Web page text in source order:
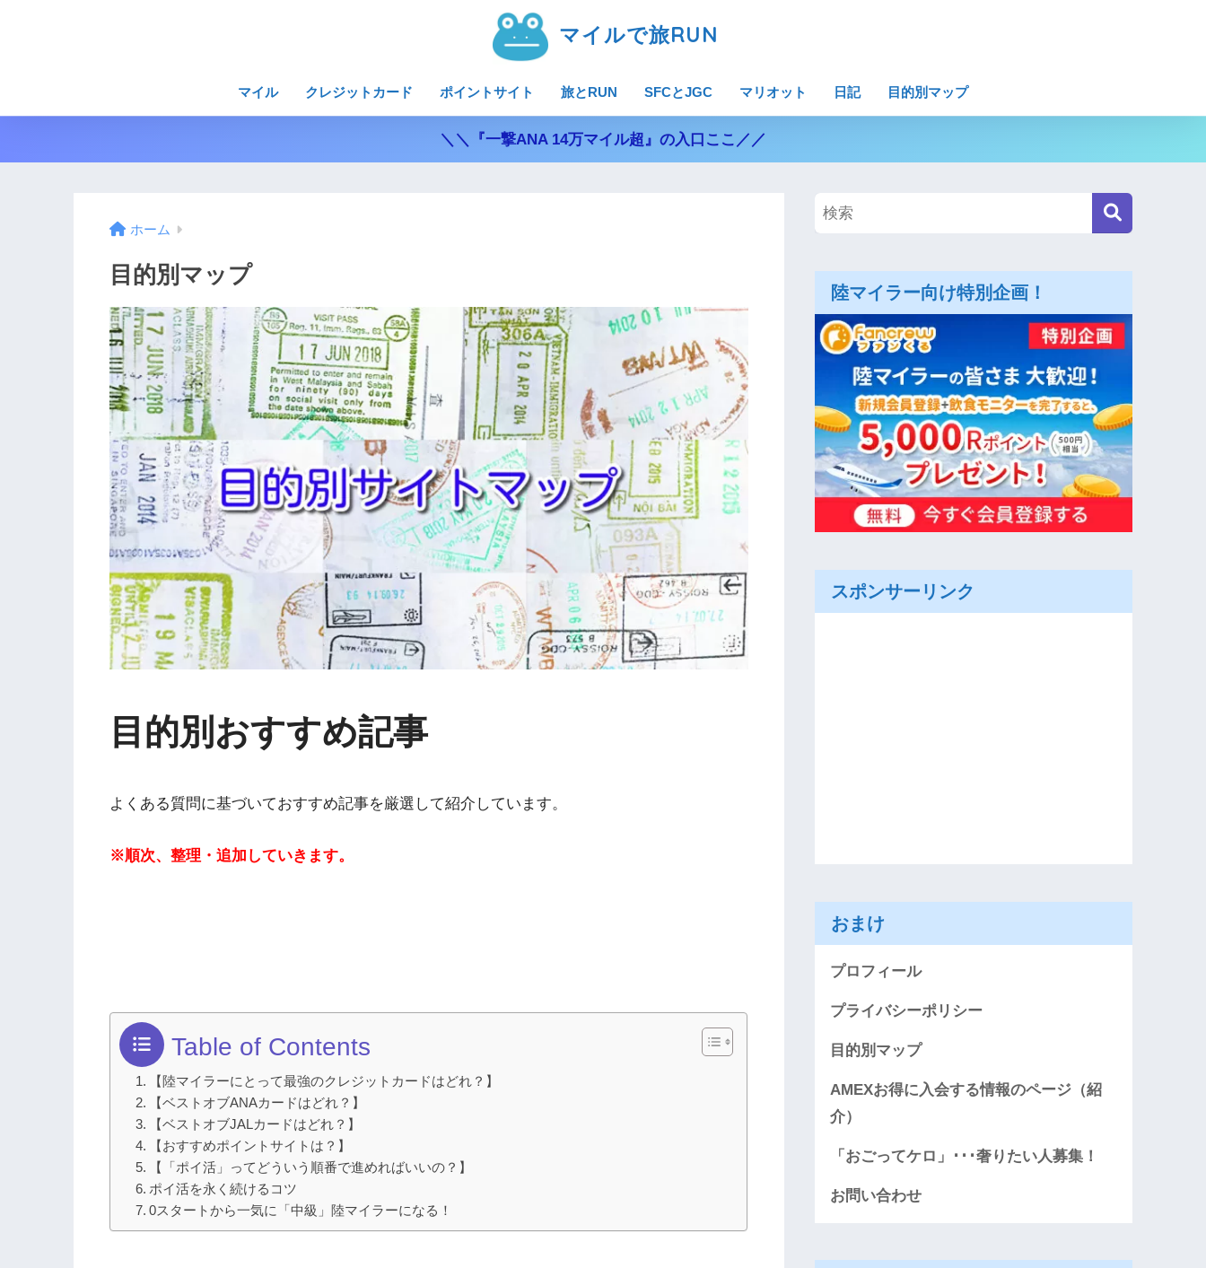
マイルで旅RUN
マイル クレジットカード ポイントサイト 旅とRUN SFCとJGC マリオット 日記 目的別マップ
＼＼『一撃ANA 14万マイル超』の入口ここ／／
ホーム
目的別マップ
目的別おすすめ記事
よくある質問に基づいておすすめ記事を厳選して紹介しています。
※順次、整理・追加していきます。
Table of Contents
【陸マイラーにとって最強のクレジットカードはどれ？】
【ベストオブANAカードはどれ？】
【ベストオブJALカードはどれ？】
【おすすめポイントサイトは？】
【「ポイ活」ってどういう順番で進めればいいの？】
ポイ活を永く続けるコツ
0スタートから一気に「中級」陸マイラーになる！
陸マイラー向け特別企画！
スポンサーリンク
おまけ
プロフィール
プライバシーポリシー
目的別マップ
AMEXお得に入会する情報のページ（紹
介）
「おごってケロ」･･･奢りたい人募集！
お問い合わせ